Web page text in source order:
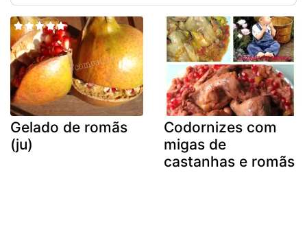
Gelado de romãs
(ju)
Codornizes com
migas de
castanhas e romãs